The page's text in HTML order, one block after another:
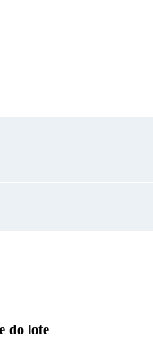
do lote